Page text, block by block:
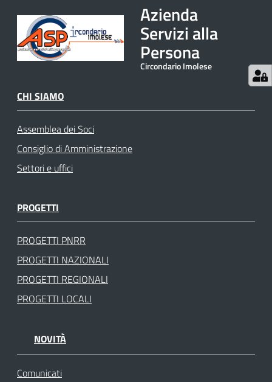
Azienda
Servizi alla
Persona
Circondario Imolese
CHI SIAMO
Assemblea dei Soci
Consiglio di Amministrazione
Settori e uffici
PROGETTI
PROGETTI PNRR
PROGETTI NAZIONALI
PROGETTI REGIONALI
PROGETTI LOCALI
NOVITÀ
Comunicati